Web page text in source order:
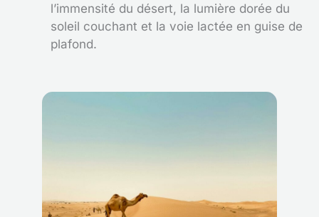
l’immensité du désert, la lumière dorée du
soleil couchant et la voie lactée en guise de
plafond.